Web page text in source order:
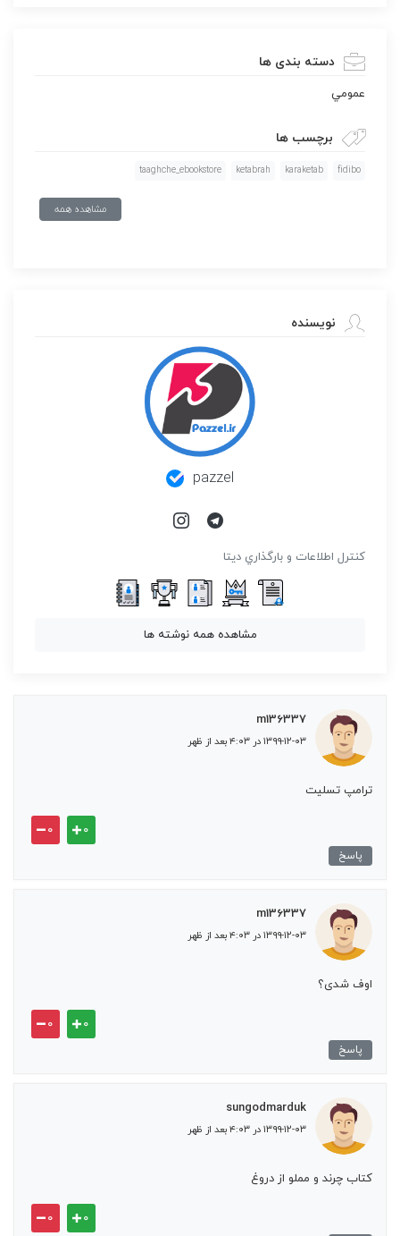
دسته بندی ها
عمومي
برچسب ها
fidibo
karaketab
ketabrah
taaghche_ebookstore
مشاهده همه
نویسنده
pazzel
كنترل اطلاعات و بارگذاري ديتا
مشاهده همه نوشته ها
m136337
۱۳۹۹-۱۲-۰۳ در ۴:۰۳ بعد از ظهر
ترامپ تسلیت
۰ ۰
پاسخ
m136337
۱۳۹۹-۱۲-۰۳ در ۴:۰۳ بعد از ظهر
اوف شدی؟
۰ ۰
پاسخ
sungodmarduk
۱۳۹۹-۱۲-۰۳ در ۴:۰۳ بعد از ظهر
کتاب چرند و مملو از دروغ
۰ ۰